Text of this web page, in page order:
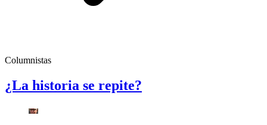
Columnistas
¿La historia se repite?